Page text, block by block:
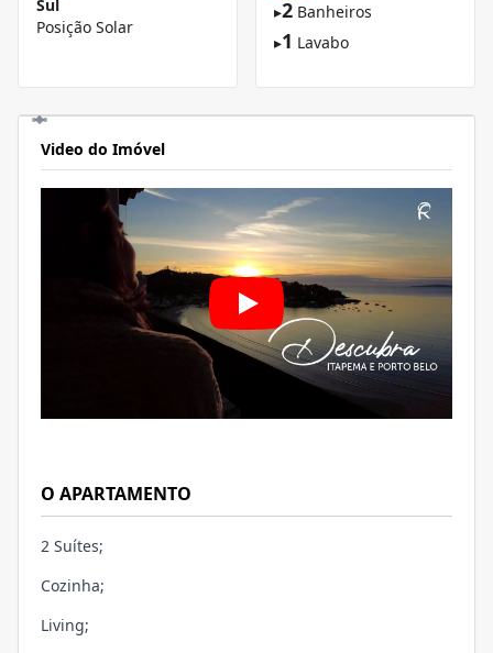
Sul
Posição Solar
▸2 Banheiros
▸1 Lavabo
Video do Imóvel
O APARTAMENTO
2 Suítes;
Cozinha;
Living;